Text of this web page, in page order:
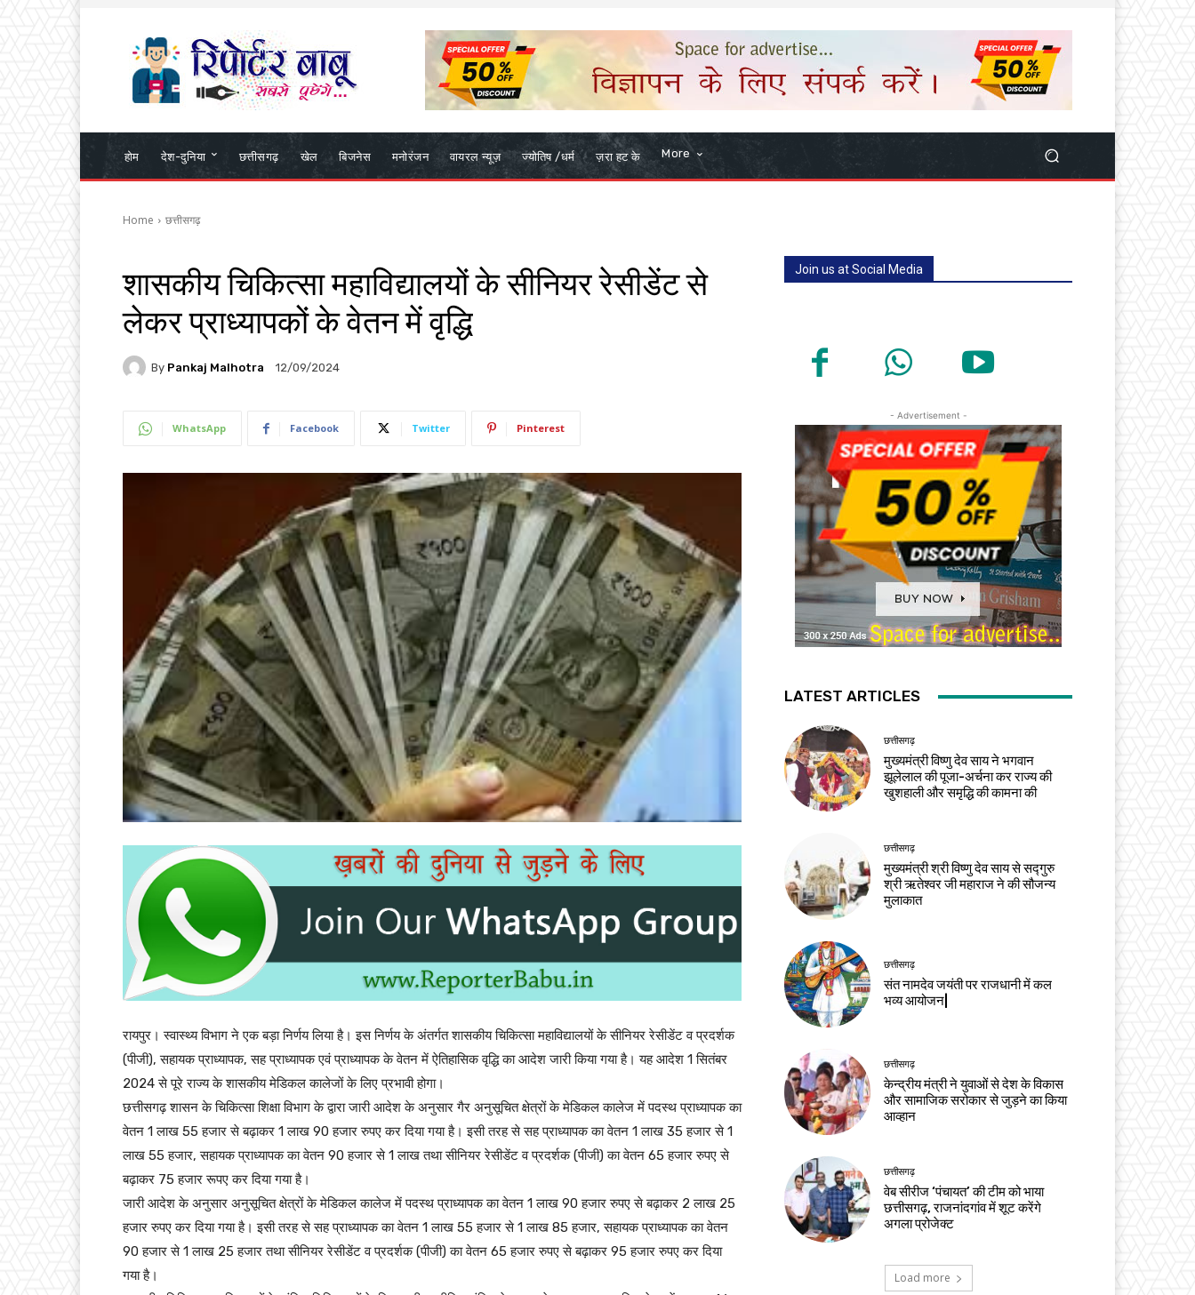
होम देश-दुनिया छत्तीसगढ़ खेल बिजनेस मनोरंजन वायरल न्यूज़ ज्योतिष /धर्म ज़रा हट के More
Home छत्तीसगढ़
शासकीय चिकित्सा महाविद्यालयों के सीनियर रेसीडेंट से
लेकर प्राध्यापकों के वेतन में वृद्धि
By Pankaj Malhotra 12/09/2024
WhatsApp Facebook Twitter Pinterest
रायपुर। स्वास्थ्य विभाग ने एक बड़ा निर्णय लिया है। इस निर्णय के अंतर्गत शासकीय चिकित्सा महाविद्यालयों के सीनियर रेसीडेंट व प्रदर्शक
(पीजी), सहायक प्राध्यापक, सह प्राध्यापक एवं प्राध्यापक के वेतन में ऐतिहासिक वृद्धि का आदेश जारी किया गया है। यह आदेश 1 सितंबर
2024 से पूरे राज्य के शासकीय मेडिकल कालेजों के लिए प्रभावी होगा।
छत्तीसगढ़ शासन के चिकित्सा शिक्षा विभाग के द्वारा जारी आदेश के अनुसार गैर अनुसूचित क्षेत्रों के मेडिकल कालेज में पदस्थ प्राध्यापक का
वेतन 1 लाख 55 हजार से बढ़ाकर 1 लाख 90 हजार रुपए कर दिया गया है। इसी तरह से सह प्राध्यापक का वेतन 1 लाख 35 हजार से 1
लाख 55 हजार, सहायक प्राध्यापक का वेतन 90 हजार से 1 लाख तथा सीनियर रेसीडेंट व प्रदर्शक (पीजी) का वेतन 65 हजार रुपए से
बढ़ाकर 75 हजार रूपए कर दिया गया है।
जारी आदेश के अनुसार अनुसूचित क्षेत्रों के मेडिकल कालेज में पदस्थ प्राध्यापक का वेतन 1 लाख 90 हजार रुपए से बढ़ाकर 2 लाख 25
हजार रुपए कर दिया गया है। इसी तरह से सह प्राध्यापक का वेतन 1 लाख 55 हजार से 1 लाख 85 हजार, सहायक प्राध्यापक का वेतन
90 हजार से 1 लाख 25 हजार तथा सीनियर रेसीडेंट व प्रदर्शक (पीजी) का वेतन 65 हजार रुपए से बढ़ाकर 95 हजार रुपए कर दिया
गया है।
Join us at Social Media
- Advertisement -
LATEST ARTICLES
छत्तीसगढ़
मुख्यमंत्री विष्णु देव साय ने भगवान
झूलेलाल की पूजा-अर्चना कर राज्य की
खुशहाली और समृद्धि की कामना की
छत्तीसगढ़
मुख्यमंत्री श्री विष्णु देव साय से सद्गुरु
श्री ऋतेश्वर जी महाराज ने की सौजन्य
मुलाकात
छत्तीसगढ़
संत नामदेव जयंती पर राजधानी में कल
भव्य आयोजन|
छत्तीसगढ़
केन्द्रीय मंत्री ने युवाओं से देश के विकास
और सामाजिक सरोकार से जुड़ने का किया
आव्हान
छत्तीसगढ़
वेब सीरीज ‘पंचायत’ की टीम को भाया
छत्तीसगढ़, राजनांदगांव में शूट करेंगे
अगला प्रोजेक्ट
Load more